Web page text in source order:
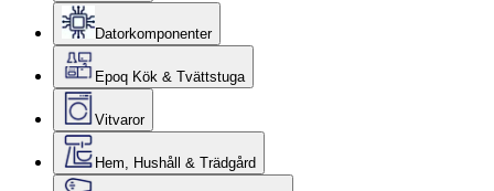
Datorkomponenter
Epoq Kök & Tvättstuga
Vitvaror
Hem, Hushåll & Trädgård